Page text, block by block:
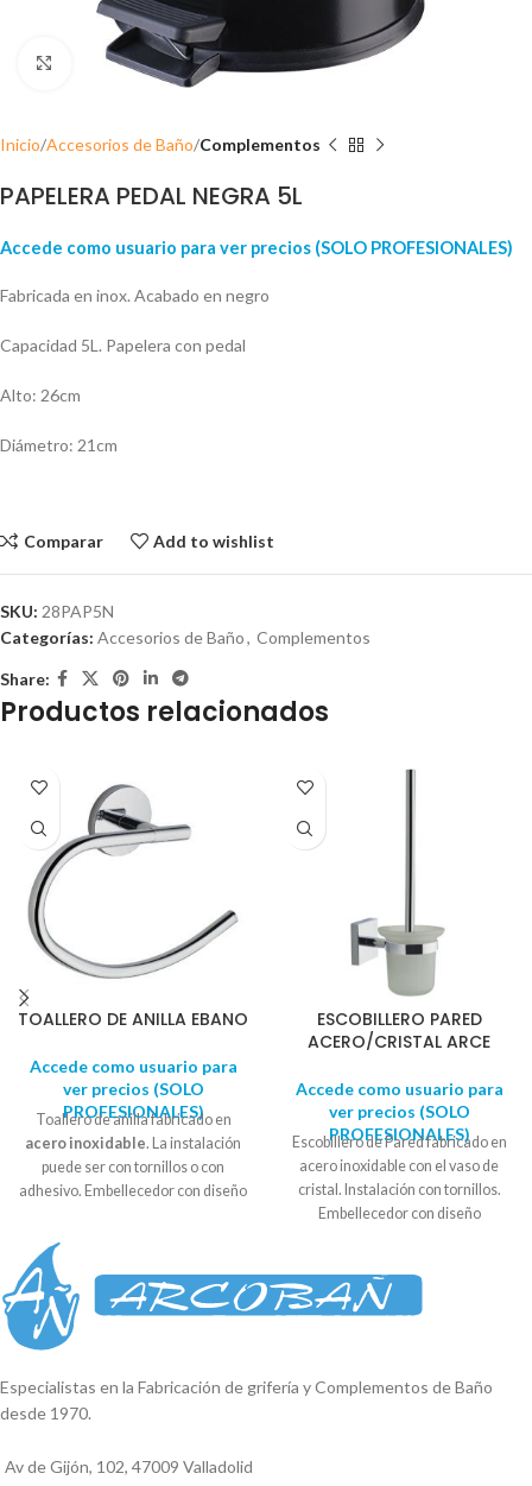
Click para ampliar
Inicio Accesorios de Baño Complementos
PAPELERA PEDAL NEGRA 5L
Accede como usuario para ver precios (SOLO PROFESIONALES)
Fabricada en inox. Acabado en negro
Capacidad 5L. Papelera con pedal
Alto: 26cm
Diámetro: 21cm
Comparar Add to wishlist
SKU: 28PAP5N
Categorías: Accesorios de Baño, Complementos
Share:
Productos relacionados
TOALLERO DE ANILLA EBANO
Accede como usuario para
ver precios (SOLO
PROFESIONALES)
Toallero de anilla fabricado en
acero inoxidable. La instalación
puede ser con tornillos o con
adhesivo. Embellecedor con diseño
expositora
- 6 cm Alto: 12cm Ancho: 20 cm
ESCOBILLERO PARED
ACERO/CRISTAL ARCE
Accede como usuario para
ver precios (SOLO
PROFESIONALES)
Escobillero de Pared fabricado en
acero inoxidable con el vaso de
cristal. Instalación con tornillos.
Embellecedor con diseño
x 5cm Alto total: 37,2cm. Ancho
vaso: 11,5cm
vídeo
Especialistas en la Fabricación de grifería y Complementos de Baño
desde 1970.
Av de Gijón, 102, 47009 Valladolid